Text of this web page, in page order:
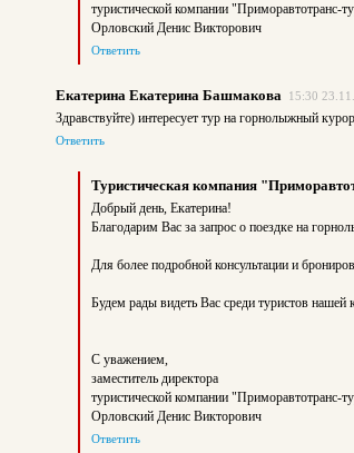
туристической компании "Приморавтотранс-
Орловский Денис Викторович
Ответить
Екатерина Екатерина Башмакова 15:30
Здравствуйте) интересует тур на горнолыжный
Ответить
Туристическая компания
Добрый день, Екатерина!
Благодарим Вас за запрос о поездке на
Для более подробной консультации и
Будем рады видеть Вас среди туристов нашей
С уважением,
заместитель директора
туристической компании "Приморавтотранс-
Орловский Денис Викторович
Ответить